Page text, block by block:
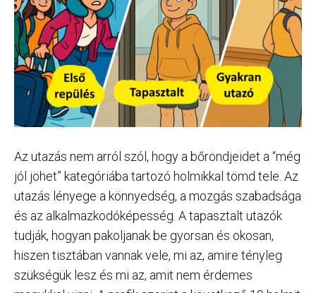
Az utazás nem arról szól, hogy a bőröndjeidet a “még
jól jöhet” kategóriába tartozó holmikkal tömd tele. Az
utazás lényege a könnyedség, a mozgás szabadsága
és az alkalmazkodóképesség. A tapasztalt utazók
tudják, hogyan pakoljanak be gyorsan és okosan,
hiszen tisztában vannak vele, mi az, amire tényleg
szükségük lesz és mi az, amit nem érdemes